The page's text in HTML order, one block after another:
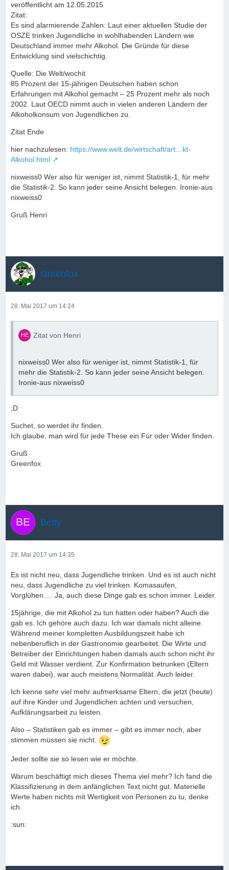
veröffentlicht am 12.05.2015
Zitat:
Es sind alarmierende Zahlen: Laut einer aktuellen Studie der
OSZE trinken Jugendliche in wohlhabenden Ländern wie
Deutschland immer mehr Alkohol. Die Gründe für diese
Entwicklung sind vielschichtig.
Quelle: Die Welt/wochit
85 Prozent der 15-jährigen Deutschen haben schon
Erfahrungen mit Alkohol gemacht – 25 Prozent mehr als noch
2002. Laut OECD nimmt auch in vielen anderen Ländern der
Alkoholkonsum von Jugendlichen zu.
Zitat Ende
hier nachzulesen: https://www.welt.de/wirtschaft/art…kt-
Alkohol.html
nixweiss0 Wer also für weniger ist, nimmt Statistik-1, für mehr
die Statistik-2. So kann jeder seine Ansicht belegen. Ironie-aus
nixweiss0
Gruß Henri
Greenfox
28. Mai 2017 um 14:24
Zitat von Henri
nixweiss0 Wer also für weniger ist, nimmt Statistik-1, für
mehr die Statistik-2. So kann jeder seine Ansicht belegen.
Ironie-aus nixweiss0
;D
Suchet, so werdet ihr finden.
Ich glaube, man wird für jede These ein Für oder Wider finden.
Gruß
Greenfox
Betty
28. Mai 2017 um 14:35
Es ist nicht neu, dass Jugendliche trinken. Und es ist auch nicht
neu, dass Jugendliche zu viel trinken. Komasaufen,
Vorglühen…. Ja, auch diese Dinge gab es schon immer. Leider.
15jährige, die mit Alkohol zu tun hatten oder haben? Auch die
gab es. Ich gehöre auch dazu. Ich war damals nicht alleine.
Während meiner kompletten Ausbildungszeit habe ich
nebenberuflich in der Gastronomie gearbeitet. Die Wirte und
Betreiber der Einrichtungen haben damals auch schon nicht ihr
Geld mit Wasser verdient. Zur Konfirmation betrunken (Eltern
waren dabei), war auch meistens Normalität. Auch leider.
Ich kenne sehr viel mehr aufmerksame Eltern, die jetzt (heute)
auf ihre Kinder und Jugendlichen achten und versuchen,
Aufklärungsarbeit zu leisten.
Also – Statistiken gab es immer – gibt es immer noch, aber
stimmen müssen sie nicht.
Jeder sollte sie so lesen wie er möchte.
Warum beschäftigt mich dieses Thema viel mehr? Ich fand die
Klassifizierung in dem anfänglichen Text nicht gut. Materielle
Werte haben nichts mit Wertigkeit von Personen zu tu, denke
ich.
:sun: